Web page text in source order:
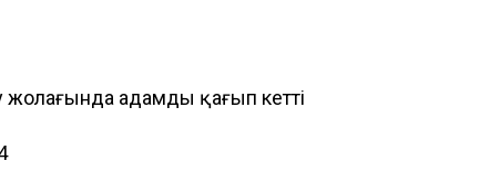
адамды қағып кетті